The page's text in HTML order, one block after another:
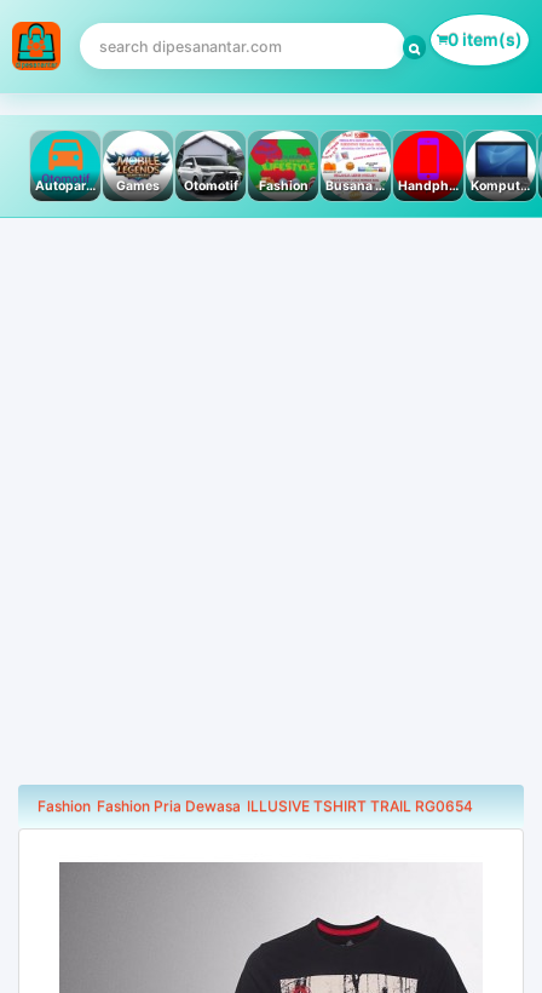
0 item(s)
Autoparts Games Otomotif Fashion Busana Muslim Handphone & Tablet Komputer PC & Laptop
Fashion Fashion Pria Dewasa ILLUSIVE TSHIRT TRAIL RG0654